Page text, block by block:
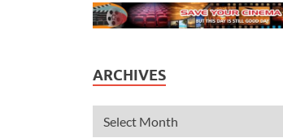
ARCHIVES